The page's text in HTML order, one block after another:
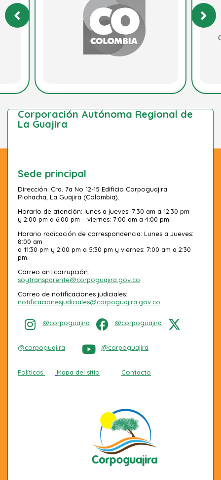
Corporación Autónoma Regional de
La Guajira
Sede principal
Dirección: Cra. 7a No 12-15 Edificio Corpoguajira
Riohacha, La Guajira (Colombia).
Horario de atención: lunes a jueves: 7:30 am a 12:30 pm
y 2:00 pm a 6:00 pm – viernes: 7:00 am a 4:00 pm.
Horario radicación de correspondencia: Lunes a Jueves:
8:00 am
a 11:30 pm y 2:00 pm a 5:30 pm y viernes: 7:00 am a 2:30
pm.
Correo anticorrupción:
soytransparente@corpoguajira.gov.co
Correo de notificaciones judiciales:
notificacionesjudiciales@corpoguajira.gov.co
@corpoguajira @corpoguajira
@corpoguajira @corpoguajira
Políticas Mapa del sitio Contacto